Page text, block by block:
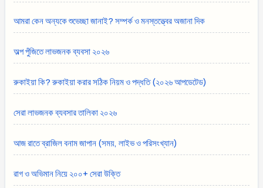
আমরা কেন অন্যকে শুভেচ্ছা জানাই? সম্পর্ক ও মনস্তত্ত্বের অজানা দিক
অল্প পুঁজিতে লাভজনক ব্যবসা ২০২৬
রুকাইয়া কি? রুকাইয়া করার সঠিক নিয়ম ও পদ্ধতি (২০২৬ আপডেটেড)
সেরা লাভজনক ব্যবসার তালিকা ২০২৬
আজ রাতে ব্রাজিল বনাম জাপান (সময়, লাইভ ও পরিসংখ্যান)
রাগ ও অভিমান নিয়ে ২০০+ সেরা উক্তি